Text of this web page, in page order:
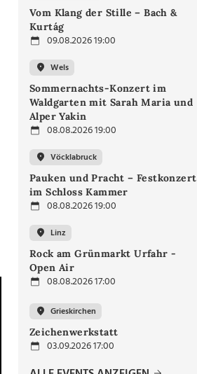
Vom Klang der Stille – Bach &
Kurtág
09.08.2026 19:00
Wels
Sommernachts-Konzert im
Waldgarten mit Sarah Maria und
Alper Yakin
08.08.2026 19:00
Vöcklabruck
Pauken und Pracht – Festkonzert
im Schloss Kammer
08.08.2026 19:00
Linz
Rock am Grünmarkt Urfahr -
Open Air
08.08.2026 17:00
Grieskirchen
Zeichenwerkstatt
03.09.2026 17:00